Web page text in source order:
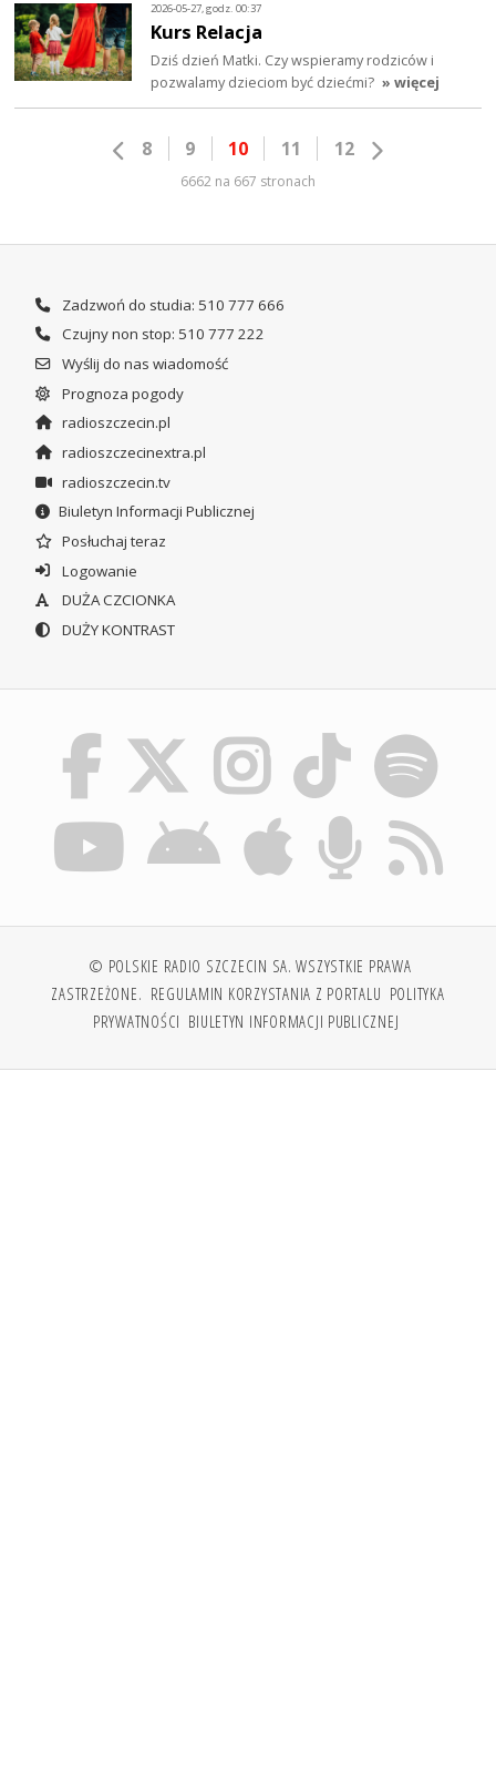
2026-05-27, godz. 00:37
Kurs Relacja
Dziś dzień Matki. Czy wspieramy rodziców i
pozwalamy dzieciom być dziećmi? » więcej
8 9 10 11 12
6662 na 667 stronach
Zadzwoń do studia: 510 777 666
Czujny non stop: 510 777 222
Wyślij do nas wiadomość
Prognoza pogody
radioszczecin.pl
radioszczecinextra.pl
radioszczecin.tv
Biuletyn Informacji Publicznej
Posłuchaj teraz
Logowanie
DUŻA CZCIONKA
DUŻY KONTRAST
© POLSKIE RADIO SZCZECIN SA. WSZYSTKIE PRAWA
ZASTRZEŻONE. REGULAMIN KORZYSTANIA Z PORTALU POLITYKA
PRYWATNOŚCI BIULETYN INFORMACJI PUBLICZNEJ